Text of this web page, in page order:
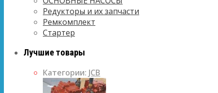
Редукторы и их запчасти
Ремкомплект
Стартер
Лучшие товары
Категории: JCB